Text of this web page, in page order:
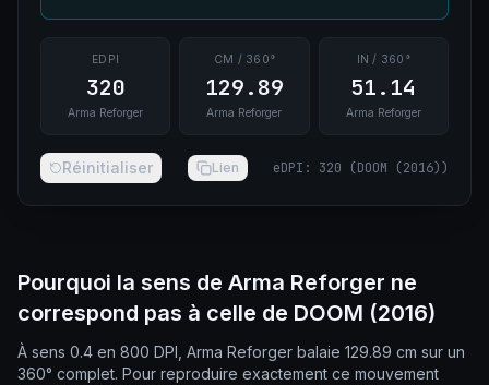
EDPI
320
Arma Reforger
CM / 360°
129.89
Arma Reforger
IN / 360°
51.14
Arma Reforger
Réinitialiser Lien eDPI : 320 (DOOM (2016))
Pourquoi la sens de Arma Reforger ne
correspond pas à celle de DOOM (2016)
À sens 0.4 en 800 DPI, Arma Reforger balaie 129.89 cm sur un
360° complet. Pour reproduire exactement ce mouvement